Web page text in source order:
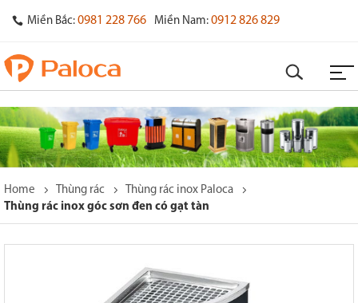
Miền Bắc: 0981 228 766 Miền Nam: 0912 826 829
Home Thùng rác
Thùng rác inox Paloca
Thùng rác inox góc sơn đen có gạt tàn